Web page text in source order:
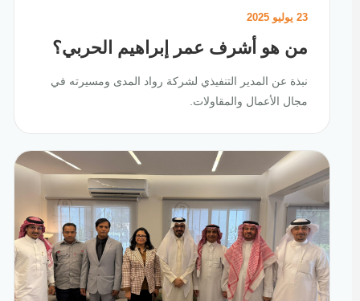
23 يوليو 2025
من هو أشرف عمر إبراهيم الحربي؟
نبذة عن المدير التنفيذي لشركة رواد المدى ومسيرته في
مجال الأعمال والمقاولات.